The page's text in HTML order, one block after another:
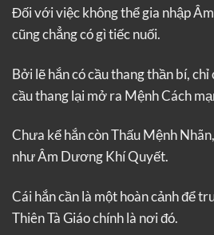
Đối với việc không thể gia nhập
cũng chẳng có gì tiếc nuối.
Bởi lẽ hắn có cầu thang thần bí,
cầu thang lại mở ra Mệnh Cách
Chưa kể hắn còn Thấu Mệnh
như Âm Dương Khí Quyết.
Cái hắn cần là một hoàn cảnh để
Thiên Tà Giáo chính là nơi đó.